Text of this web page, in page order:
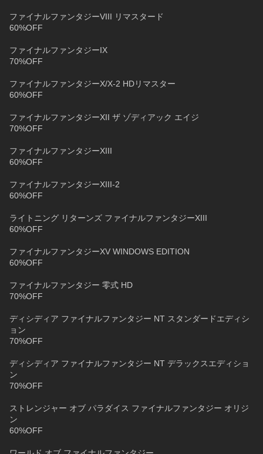
ファイナルファンタジーVIII リマスタード
60%OFF
ファイナルファンタジーIX
70%OFF
ファイナルファンタジーX/X-2 HDリマスター
60%OFF
ファイナルファンタジーXII ザ ゾディアック エイジ
70%OFF
ファイナルファンタジーXIII
60%OFF
ファイナルファンタジーXIII-2
60%OFF
ライトニング リターンズ ファイナルファンタジーXIII
60%OFF
ファイナルファンタジーXV WINDOWS EDITION
60%OFF
ファイナルファンタジー 零式 HD
70%OFF
ディシディア ファイナルファンタジー NT スタンダードエディシ
ョン
70%OFF
ディシディア ファイナルファンタジー NT デラックスエディショ
ン
70%OFF
ストレンジャー オブ パラダイス ファイナルファンタジー オリジ
ン
60%OFF